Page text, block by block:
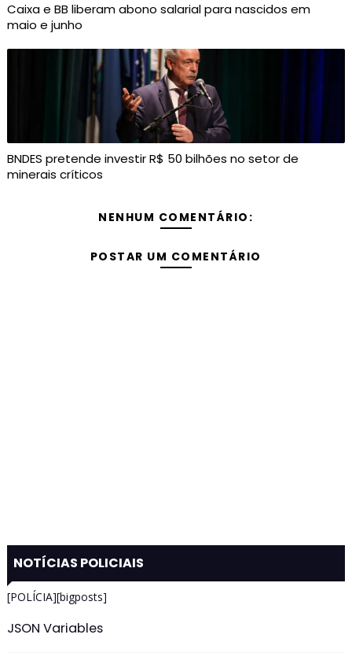
Caixa e BB liberam abono salarial para nascidos em
maio e junho
BNDES pretende investir R$ 50 bilhões no setor de
minerais críticos
NENHUM COMENTÁRIO:
POSTAR UM COMENTÁRIO
NOTÍCIAS POLICIAIS
[POLÍCIA][bigposts]
JSON Variables